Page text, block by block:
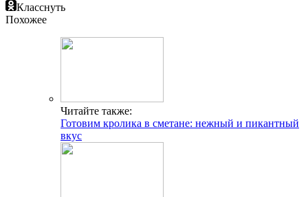
Класснуть
Похожее
Читайте также:
Готовим кролика в сметане: нежный и пикантный
вкус